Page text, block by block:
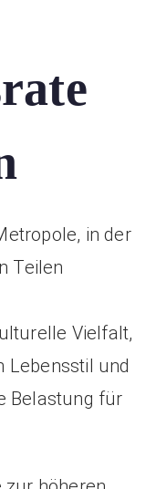
in der
Teilen
Vielfalt,
Lebensstil und
Belastung für